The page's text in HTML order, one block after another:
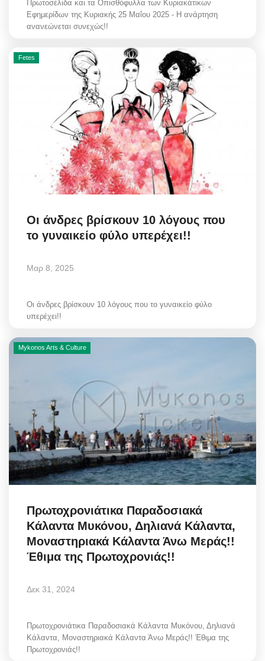
Πρωτοσέλιδα και τα Οπισθόφυλλα των Κυριακάτικων
Εφημερίδων της Κυριακής 25 Μαΐου 2025 - Η ανάρτηση
ανανεώνεται συνεχώς!!
Fetes
Οι άνδρες βρίσκουν 10 λόγους που
το γυναικείο φύλο υπερέχει!!
Μαρ 8, 2025
Οι άνδρες βρίσκουν 10 λόγους που το γυναικείο φύλο
υπερέχει!!
Mykonos Arts & Culture
Πρωτοχρονιάτικα Παραδοσιακά
Κάλαντα Μυκόνου, Δηλιανά Κάλαντα,
Μοναστηριακά Κάλαντα Άνω Μεράς!!
Έθιμα της Πρωτοχρονιάς!!
Δεκ 31, 2024
Πρωτοχρονιάτικα Παραδοσιακά Κάλαντα Μυκόνου, Δηλιανά
Κάλαντα, Μοναστηριακά Κάλαντα Άνω Μεράς!! Έθιμα της
Πρωτοχρονιάς!!